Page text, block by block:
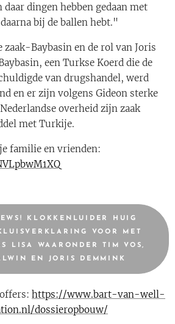
daar dingen hebben gedaan met
bij de ballen hebt."
zaak-Baybasin en de rol van Joris
een Turkse Koerd die de
van drugshandel, werd
en er zijn volgens Gideon sterke
overheid zijn zaak
met Turkije.
familie en vrienden:
KLOKKENLUIDER HUIG
VOOR MET
LISA WAARONDER TIM VOS,
EN JORIS DEMMINK
https://www.bart-van-well-
dossieropbouw/